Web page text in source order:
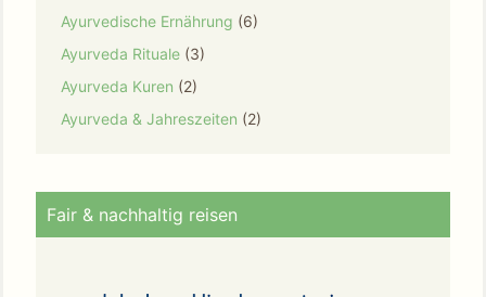
Ayurvedische Ernährung (6)
Ayurveda Rituale (3)
Ayurveda Kuren (2)
Ayurveda & Jahreszeiten (2)
Fair & nachhaltig reisen